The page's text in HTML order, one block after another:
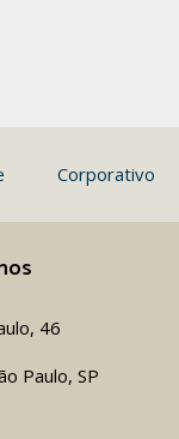
Corporativo
46
Paulo, SP